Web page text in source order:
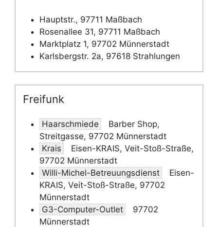
Hauptstr., 97711 Maßbach
Rosenallee 31, 97711 Maßbach
Marktplatz 1, 97702 Münnerstadt
Karlsbergstr. 2a, 97618 Strahlungen
Freifunk
Haarschmiede
Barber Shop,
Streitgasse, 97702 Münnerstadt
Krais
Eisen-KRAIS, Veit-Stoß-Straße,
97702 Münnerstadt
Willi-Michel-Betreuungsdienst
Eisen-
KRAIS, Veit-Stoß-Straße, 97702
Münnerstadt
G3-Computer-Outlet
97702
Münnerstadt